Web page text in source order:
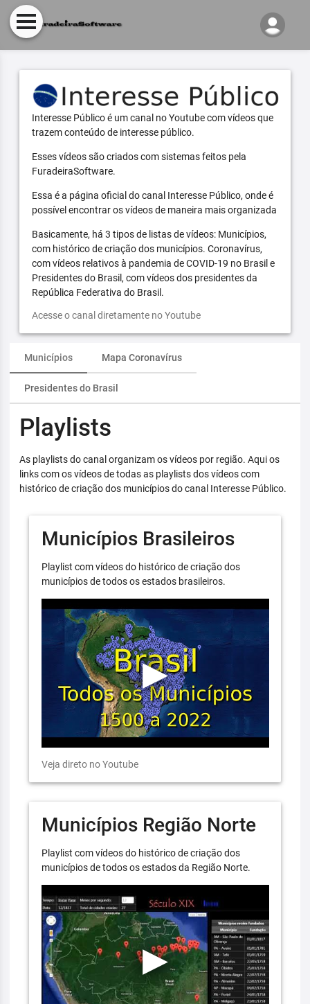
Interesse Público é um canal no Youtube com vídeos que
trazem conteúdo de interesse público.
Esses vídeos são criados com sistemas feitos pela
FuradeiraSoftware.
Essa é a página oficial do canal Interesse Público, onde é
possível encontrar os vídeos de maneira mais organizada
Basicamente, há 3 tipos de listas de vídeos: Municípios,
com histórico de criação dos municípios. Coronavírus,
com vídeos relativos à pandemia de COVID-19 no Brasil e
Presidentes do Brasil, com vídeos dos presidentes da
República Federativa do Brasil.
Acesse o canal diretamente no Youtube
Municípios Mapa Coronavírus
Presidentes do Brasil
Playlists
As playlists do canal organizam os vídeos por região. Aqui os
links com os vídeos de todas as playlists dos vídeos com
histórico de criação dos municípios do canal Interesse Público.
Municípios Brasileiros
Playlist com vídeos do histórico de criação dos
municípios de todos os estados brasileiros.
Veja direto no Youtube
Municípios Região Norte
Playlist com vídeos do histórico de criação dos
municípios de todos os estados da Região Norte.